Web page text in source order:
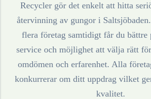
Recycler gör det enkelt att hitta
återvinning av gungor i Saltsjöbaden
flera företag samtidigt får du bättre
service och möjlighet att välja rätt
omdömen och erfarenhet. Alla
konkurrerar om ditt uppdrag vilket
kvalitet.